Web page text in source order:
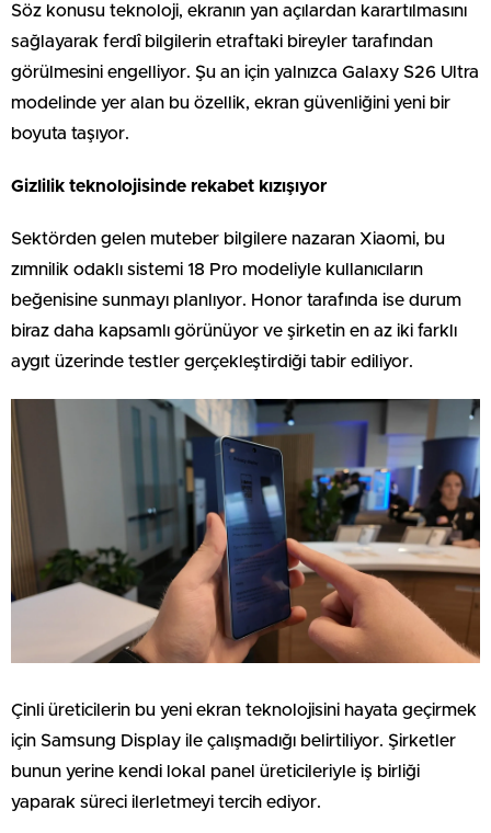
Söz konusu teknoloji, ekranın yan açılardan karartılmasını
sağlayarak ferdî bilgilerin etraftaki bireyler tarafından
görülmesini engelliyor. Şu an için yalnızca Galaxy S26 Ultra
modelinde yer alan bu özellik, ekran güvenliğini yeni bir
boyuta taşıyor.
Gizlilik teknolojisinde rekabet kızışıyor
Sektörden gelen muteber bilgilere nazaran Xiaomi, bu
zımnilik odaklı sistemi 18 Pro modeliyle kullanıcıların
beğenisine sunmayı planlıyor. Honor tarafında ise durum
biraz daha kapsamlı görünüyor ve şirketin en az iki farklı
aygıt üzerinde testler gerçekleştirdiği tabir ediliyor.
Çinli üreticilerin bu yeni ekran teknolojisini hayata geçirmek
için Samsung Display ile çalışmadığı belirtiliyor. Şirketler
bunun yerine kendi lokal panel üreticileriyle iş birliği
yaparak süreci ilerletmeyi tercih ediyor.